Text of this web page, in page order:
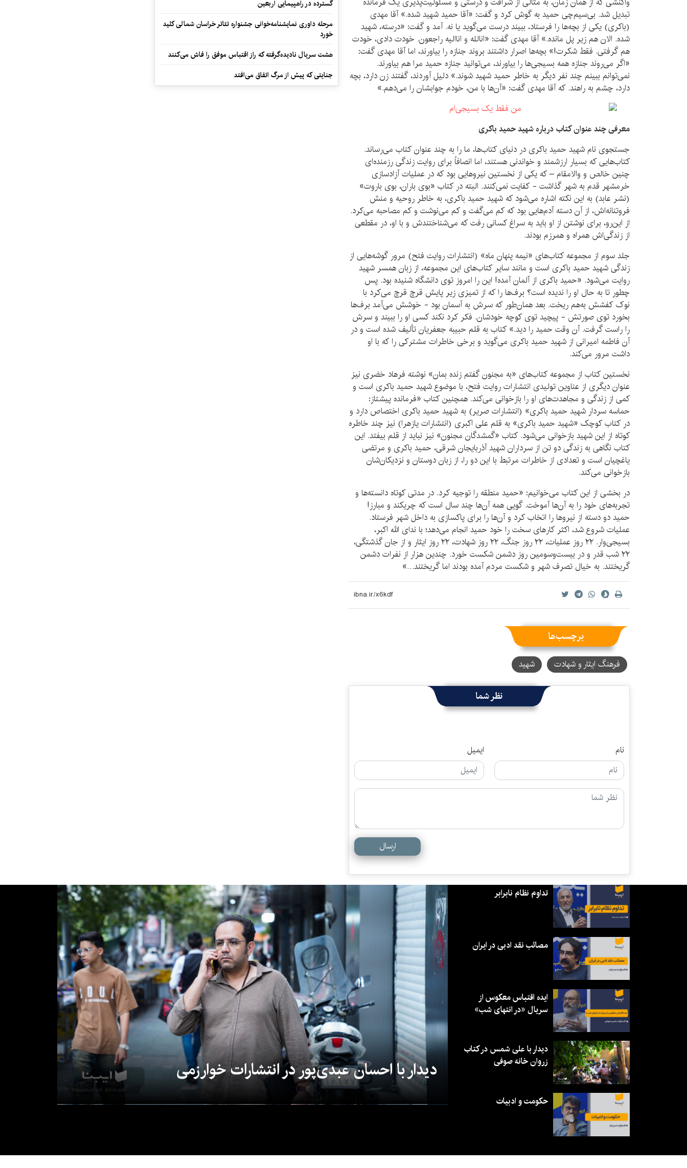
تبدیل شد. بی‌سیم‌چی حمید به گوش کرد و گفت: «آقا حمید شهید شده.» آقا مهدی
(باکری) یکی از بچه‌ها را فرستاد، ببیند درست می‌گوید یا نه. آمد و گفت: «درسته، شهید
شده. الان هم زیر پل مانده.» آقا مهدی گفت: «انالله و اناالیه راجعون. خودت دادی، خودت
هم گرفتی. فقط شکرت!» بچه‌ها اصرار داشتند بروند جنازه را بیاورند، اما آقا مهدی گفت:
«اگر می‌روند جنازه همه بسیجی‌ها را بیاورند، می‌توانید جنازه حمید مرا هم بیاورند.
نمی‌توانم ببینم چند نفر دیگر به خاطر حمید شهید شوند.» دلیل آوردند، گفتند زن دارد، بچه
دارد، چشم به راهند. که آقا مهدی گفت: «آن‌ها با من، خودم جوابشان را می‌دهم.»
معرفی چند عنوان کتاب درباره شهید حمید باکری
جستجوی نام شهید حمید باکری در دنیای کتاب‌ها، ما را به چند عنوان کتاب می‌رساند.
کتاب‌هایی که بسیار ارزشمند و خواندنی هستند، اما انصافاً برای روایت زندگی رزمنده‌ای
چنین خالص و والامقام – که یکی از نخستین نیروهایی بود که در عملیات آزادسازی
خرمشهر قدم به شهر گذاشت - کفایت نمی‌کنند. البته در کتاب «بوی باران، بوی باروت»
(نشر عابد) به این نکته اشاره می‌شود که شهید حمید باکری، به خاطر روحیه و منش
فروتنانه‌اش، از آن دسته آدم‌هایی بود که کم می‌گفت و کم می‌نوشت و کم مصاحبه می‌کرد.
از این‌رو، برای نوشتن از او باید به سراغ کسانی رفت که می‌شناختندش و با او، در مقطعی
از زندگی‌اش همراه و همرزم بودند.
جلد سوم از مجموعه کتاب‌های «نیمه پنهان ماه» (انتشارات روایت فتح) مرور گوشه‌هایی از
زندگی شهید حمید باکری است و مانند سایر کتاب‌های این مجموعه، از زبان همسر شهید
روایت می‌شود. «حمید باکری از آلمان آمده! این را امروز توی دانشگاه شنیده بود. پس
چطور تا به حال او را ندیده است؟ برف‌ها را که از تمیزی زیر پایش قرچ قرچ می‌کرد با
نوک کفشش به‌هم ریخت. بعد همان‌طور که سرش به آسمان بود - خوشش می‌آمد برف‌ها
بخورد توی صورتش - پیچید توی کوچه خودشان. فکر کرد نکند کسی او را ببیند و سرش
را راست گرفت. آن وقت حمید را دید.» کتاب به قلم حبیبه جعفریان تألیف شده است و در
آن فاطمه امیرانی از شهید حمید باکری می‌گوید و برخی خاطرات مشترکی را که با او
داشت مرور می‌کند.
نخستین کتاب از مجموعه کتاب‌های «به مجنون گفتم زنده بمان» نوشته فرهاد خضری نیز
عنوان دیگری از عناوین تولیدی انتشارات روایت فتح، با موضوع شهید حمید باکری است و
کمی از زندگی و مجاهدت‌های او را بازخوانی می‌کند. همچنین کتاب «فرمانده پیشتاز:
حماسه سردار شهید حمید باکری» (انتشارات صریر) به شهید حمید باکری اختصاص دارد و
در کتاب کوچک «شهید حمید باکری» به قلم علی اکبری (انتشارات یازهرا) نیز چند خاطره
کوتاه از این شهید بازخوانی می‌شود. کتاب «گمشدگان مجنون» نیز نباید از قلم بیفتد. این
کتاب نگاهی به زندگی دو تن از سرداران شهید آذربایجان شرقی، حمید باکری و مرتضی
یاغچیان است و تعدادی از خاطرات مرتبط با این دو را، از زبان دوستان و نزدیکان‌شان
بازخوانی می‌کند.
در بخشی از این کتاب می‌خوانیم: «حمید منطقه را توجیه کرد. در مدتی کوتاه دانسته‌ها و
تجربه‌های خود را به آن‌ها آموخت. گویی همه آن‌ها چند سال است که چریکند و مبارز!
حمید دو دسته از نیروها را اتخاب کرد و آن‌ها را برای پاکسازی به داخل شهر فرستاد.
عملیات شروع شد، اکثر کارهای سخت را خود حمید انجام می‌دهد؛ با ندای الله اکبر،
بسیجی‌وار. ۲۲ روز عملیات، ۲۲ روز جنگ، ۲۲ روز شهادت، ۲۲ روز ایثار و از جان گذشتگی،
۲۲ شب قدر و در بیست‌وسومین روز دشمن شکست خورد. چندین هزار از نفرات دشمن
گریختند. به خیال تصرف شهر و شکست مردم آمده بودند اما گریختند…»
برچسب‌ها
فرهنگ ایثار و شهادت شهید
نظر شما
نام ایمیل
ارسال
گسترده در راهپیمایی اربعین
مرحله داوری نمایشنامه‌خوانی جشنواره تئاتر خراسان شمالی کلید
خورد
هشت سریال نادیده‌گرفته که راز اقتباس موفق را فاش می‌کنند
جنایتی که پیش از مرگ اتفاق می‌افتد
دیدار با احسان عبدی‌پور در انتشارات خوارزمی
تداوم نظام نابرابر
مصائب نقد ادبی در ایران
ایده اقتباس معکوس از
سریال «در انتهای شب»
دیدار با علی شمس در کتاب
زروان خانه صوفی
حکومت و ادبیات